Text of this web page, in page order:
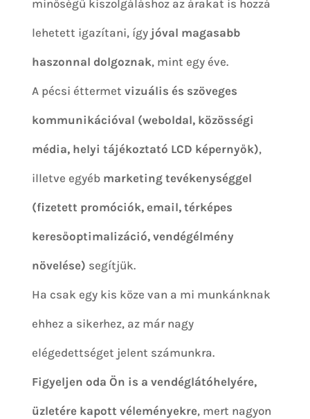
minőségű kiszolgáláshoz az árakat is hozzá
lehetett igazítani, így jóval magasabb
haszonnal dolgoznak, mint egy éve.
A pécsi éttermetvizuális és szöveges
kommunikációval (weboldal, közösségi
média, helyi tájékoztató LCD képernyők),
illetve egyéb marketing tevékenységgel
(fizetett promóciók, email, térképes
keresőoptimalizáció, vendégélmény
növelése) segítjük.
Ha csak egy kis köze van a mi munkánknak
ehhez a sikerhez, az már nagy
elégedettséget jelent számunkra.
Figyeljen oda Ön is a vendéglátóhelyére,
üzletére kapott véleményekre, mert nagyon